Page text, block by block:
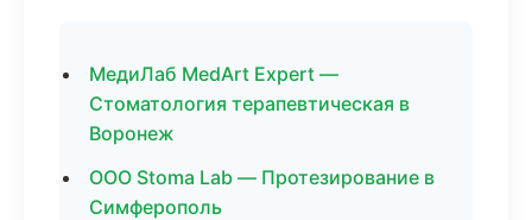
МедиЛаб MedArt Expert —
Стоматология терапевтическая в
Воронеж
ООО Stoma Lab — Протезирование в
Симферополь